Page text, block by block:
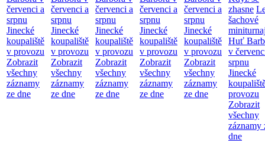
červenci a
srpnu
Jinecké
koupaliště
v provozu
Zobrazit
všechny
záznamy
ze dne
červenci a
srpnu
Jinecké
koupaliště
v provozu
Zobrazit
všechny
záznamy
ze dne
červenci a
srpnu
Jinecké
koupaliště
v provozu
Zobrazit
všechny
záznamy
ze dne
červenci a
srpnu
Jinecké
koupaliště
v provozu
Zobrazit
všechny
záznamy
ze dne
červenci a
srpnu
Jinecké
koupaliště
v provozu
Zobrazit
všechny
záznamy
ze dne
zhasne
šachové
Huť
v
srpnu
Jinecké
provozu
Zobrazit
všechny
záznamy
dne